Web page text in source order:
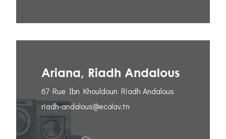
Ariana, Riadh Andalous
67 Rue Ibn Khouldoun Riadh Andalous
riadh-andalous@ecolav.tn